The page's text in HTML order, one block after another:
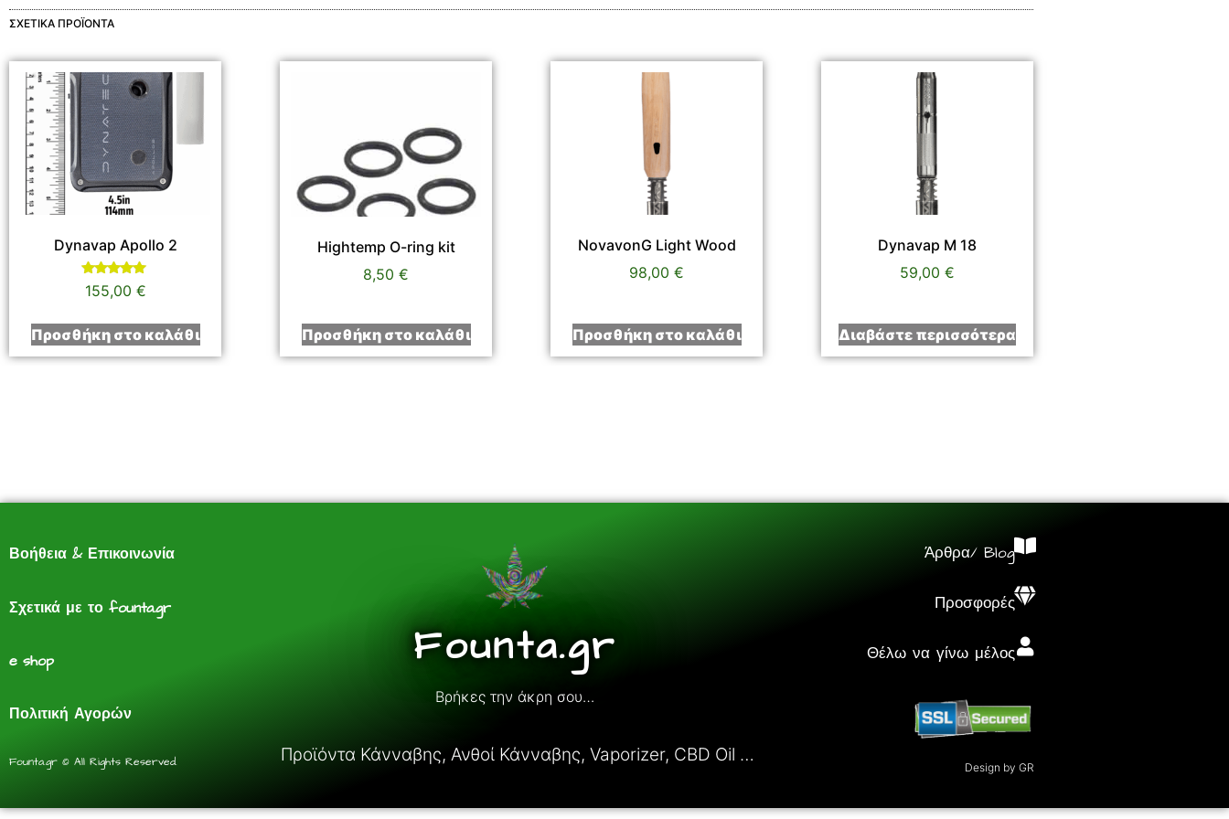
ΣΧΕΤΙΚΆ ΠΡΟΪΌΝΤΑ
Dynavap Apollo 2
Βαθμολογήθηκε
με
από 5
155,00 €
Προσθήκη στο καλάθι
Hightemp O-ring kit
8,50 €
Προσθήκη στο καλάθι
NovavonG Light Wood
98,00 €
Προσθήκη στο καλάθι
Dynavap M 18
59,00 €
Διαβάστε περισσότερα
Βοήθεια & Επικοινωνία
Σχετικά με το founta.gr
e shop
Πολιτική Αγορών
Founta.gr © All Rights Reserved.
Founta.gr
Βρήκες την άκρη σου…
Προϊόντα Κάνναβης, Ανθοί Κάνναβης, Vaporizer, CBD Oil …
Άρθρα/ Blog
Προσφορές
Θέλω να γίνω μέλος
Design by GR